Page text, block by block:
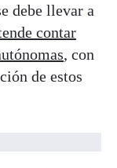
debe llevar a
contar
, con
de estos